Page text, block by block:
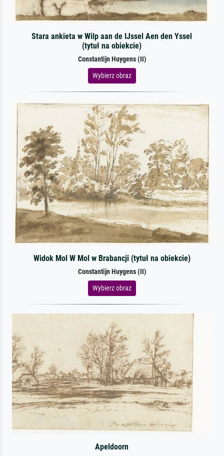
Stara ankieta w Wilp aan de IJssel Aen den Yssel
(tytuł na obiekcie)
Constantijn Huygens (II)
Wybierz obraz
Widok Mol W Mol w Brabancji (tytuł na obiekcie)
Constantijn Huygens (II)
Wybierz obraz
Apeldoorn